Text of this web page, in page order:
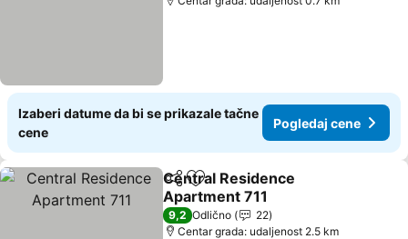
Izaberi datume da bi se prikazale tačne
cene
Pogledaj cene
Deli Dodati u favorite
Central Residence
Apartment 711
Pogledaj cene
9,2 Odlično
22
Centar grada: udaljenost 2.5 km